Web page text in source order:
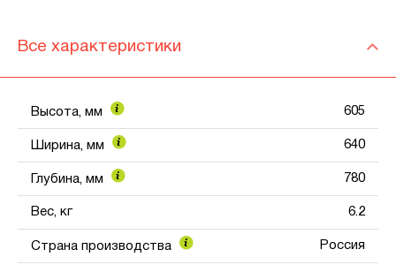
Все характеристики
Высота, мм 605
Ширина, мм 640
Глубина, мм 780
Вес, кг 6.2
Страна производства Россия